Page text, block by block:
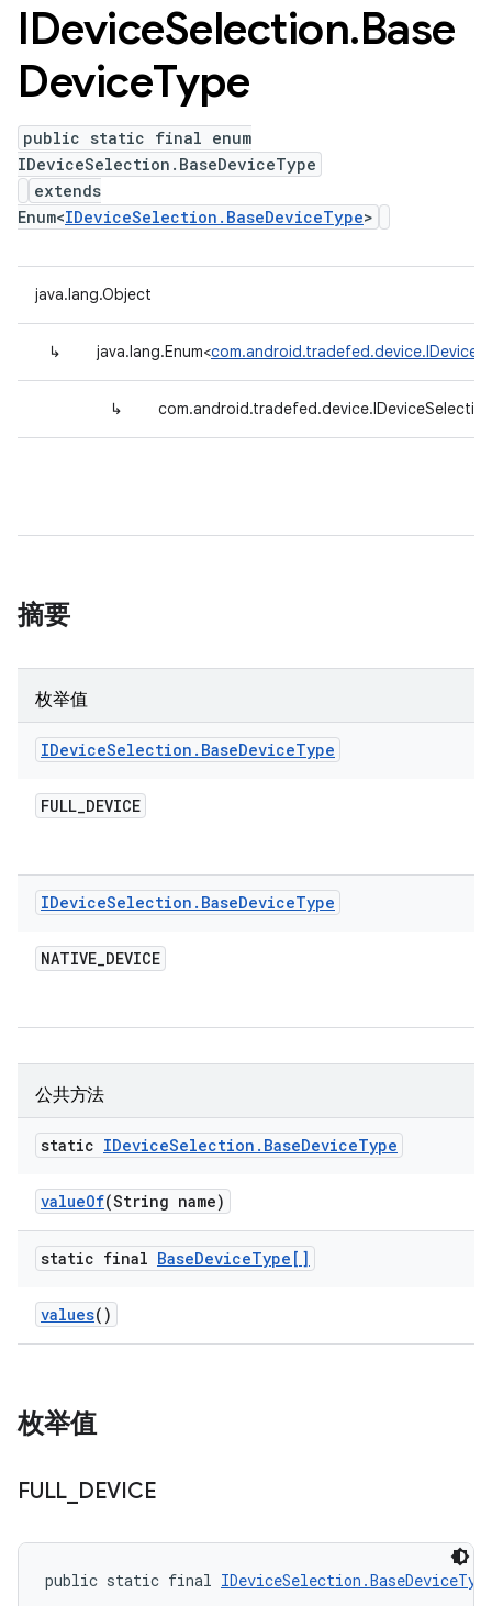
IDeviceSelection.Base
DeviceType
public static final enum
IDeviceSelection.BaseDeviceType
extends
Enum<IDeviceSelection.BaseDeviceType>
java.lang.Object
↳ java.lang.Enum<
↳
摘要
枚举值
IDeviceSelection . BaseDeviceType
FULL_DEVICE
IDeviceSelection . BaseDeviceType
NATIVE_DEVICE
公共方法
static IDeviceSelection . BaseDeviceType
valueOf(String name)
static final BaseDeviceType[]
values()
枚举值
FULL DEVICE
public static final